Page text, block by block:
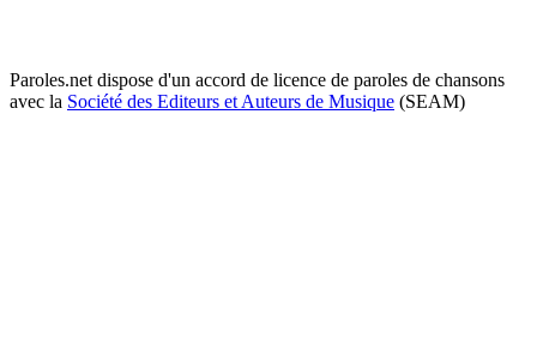
Paroles.net dispose d'un accord de licence de paroles de chansons
avec la Société des Editeurs et Auteurs de Musique (SEAM)